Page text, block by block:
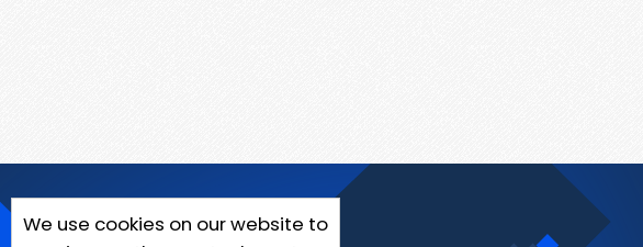
We use cookies on our website to